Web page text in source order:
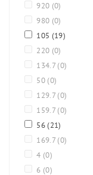
920 (0)
980 (0)
105 (19)
220 (0)
134.7 (0)
50 (0)
129.7 (0)
159.7 (0)
56(21)
169.7 (0)
4 (0)
6 (0)